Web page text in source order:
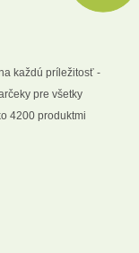
každú príležitosť -
pre všetky
4200 produktmi